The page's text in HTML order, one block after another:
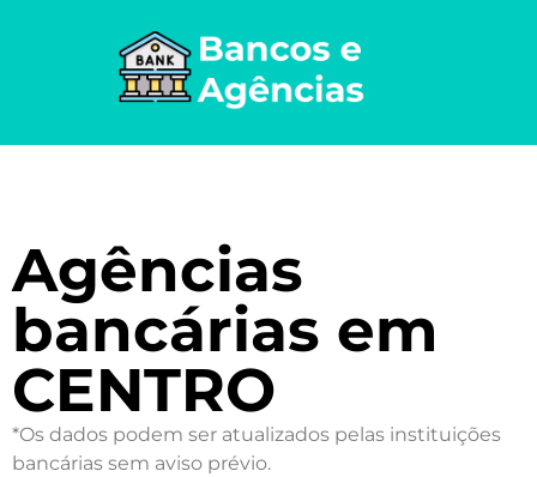
Agências
bancárias em
CENTRO
*Os dados podem ser atualizados pelas instituições
bancárias sem aviso prévio.